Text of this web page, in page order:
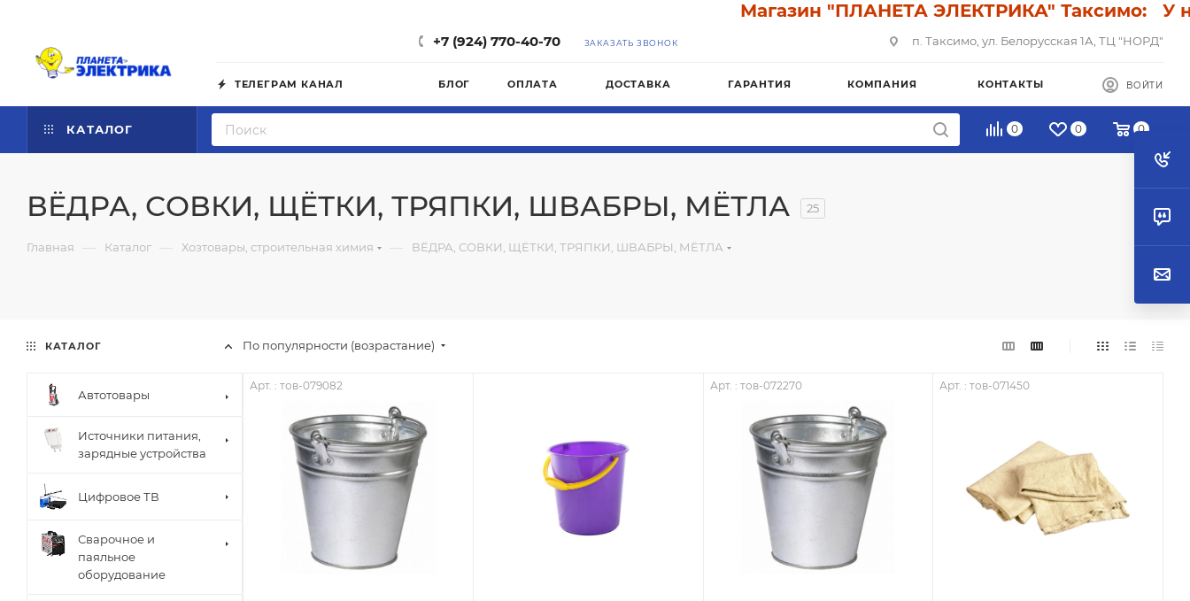
Магазин "ПЛАНЕТА ЭЛЕКТРИКА" Таксимо: У нас
+7 (924) 770-40-70 ЗАКАЗАТЬ ЗВОНОК п. Таксимо, ул. Белорусская 1А, ТЦ "НОРД"
ТЕЛЕГРАМ КАНАЛ БЛОГ ОПЛАТА ДОСТАВКА ГАРАНТИЯ КОМПАНИЯ КОНТАКТЫ ВОЙТИ
КАТАЛОГ 0 0 0
ВЁДРА, СОВКИ, ЩЁТКИ, ТРЯПКИ, ШВАБРЫ, МЁТЛА 25
Главная — Каталог — Хозтовары, строительная химия — ВЁДРА, СОВКИ, ЩЁТКИ, ТРЯПКИ, ШВАБРЫ, МЁТЛА
По популярности (возрастание)
Арт. : тов-079082 Арт. : тов-072270 Арт. : тов-071450
КАТАЛОГ
Автотовары
Источники питания,
зарядные устройства
Цифровое ТВ
Сварочное и
паяльное
оборудование